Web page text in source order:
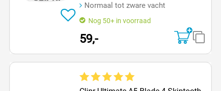
Normaal tot zware vacht
Nog 50+ in voorraad
59,-